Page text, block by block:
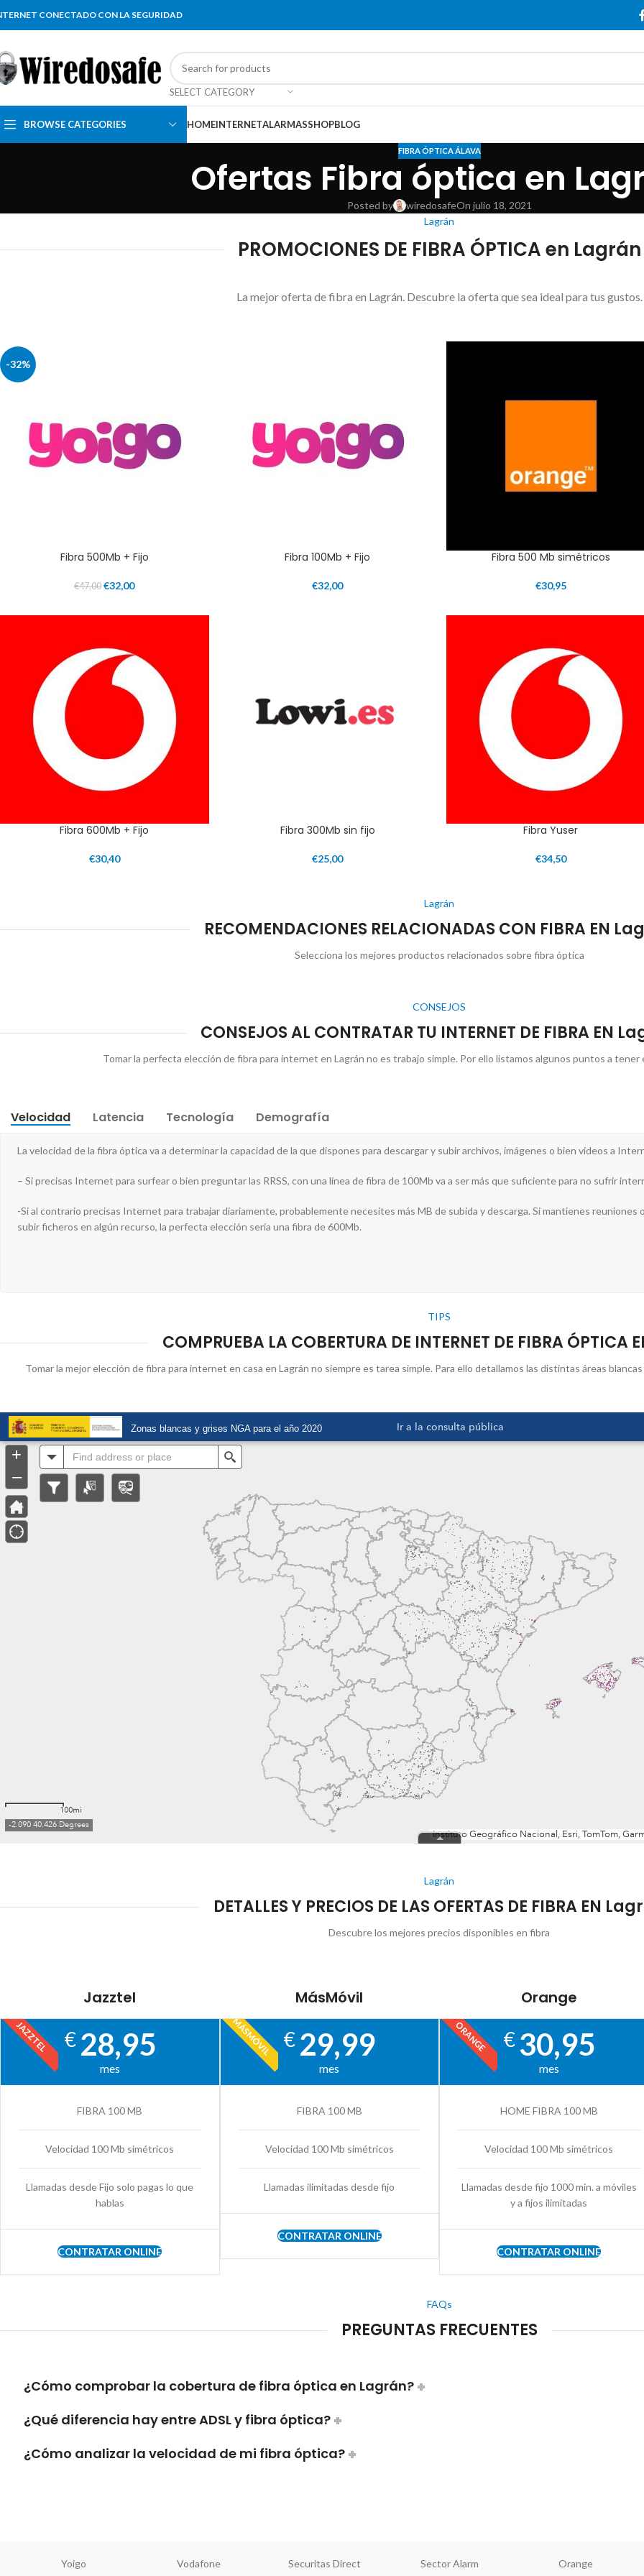
CONECTADO CON LA SEGURIDAD
SELECT CATEGORY
BROWSE CATEGORIES HOMEINTERNETALARMASSHOPBLOG
FIBRA ÓPTICA ÁLAVA
Ofertas Fibra óptica en
Posted by wiredosafeOn julio 18, 2021
Lagrán
PROMOCIONES DE FIBRA ÓPTICA en Lagrán
La mejor oferta de fibra en Lagrán. Descubre la oferta que sea ideal para tus gustos.
-32%
Fibra 500Mb + Fijo
€47,00 €32,00
Fibra 100Mb + Fijo
€32,00
Fibra 500 Mb simétricos
€30,95
Fibra 600Mb + Fijo
€30,40
Fibra 300Mb sin fijo
€25,00
Fibra Yuser
€34,50
Lagrán
RECOMENDACIONES RELACIONADAS CON FIBRA EN
Selecciona los mejores productos relacionados sobre fibra óptica
CONSEJOS
CONSEJOS AL CONTRATAR TU INTERNET DE FIBRA EN
Tomar la perfecta elección de fibra para internet en Lagrán no es trabajo simple. Por ello listamos algunos puntos a tener
Velocidad Latencia Tecnología Demografía
La velocidad de la fibra óptica va a determinar la capacidad de la que dispones para descargar y subir archivos, imágenes o bien vídeos a
– Si precisas Internet para surfear o bien preguntar las RRSS, con una línea de fibra de 100Mb va a ser más que suficiente para no sufrir
-Si al contrario precisas Internet para trabajar diariamente, probablemente necesites más MB de subida y descarga. Si mantienes
subir ficheros en algún recurso, la perfecta elección sería una fibra de 600Mb.
TIPS
COMPRUEBA LA COBERTURA DE INTERNET DE FIBRA ÓPTICA
Tomar la mejor elección de fibra para internet en casa en Lagrán no siempre es tarea simple. Para ello detallamos las distintas áreas
Lagrán
DETALLES Y PRECIOS DE LAS OFERTAS DE FIBRA EN
Descubre los mejores precios disponibles en fibra
Jazztel
JAZZTEL € 28,95
mes
FIBRA 100 MB
Velocidad 100 Mb simétricos
Llamadas desde Fijo solo pagas lo que
hablas
CONTRATAR ONLINE
MásMóvil
MÁSMÓVIL € 29,99
mes
FIBRA 100 MB
Velocidad 100 Mb simétricos
Llamadas ilimitadas desde fijo
CONTRATAR ONLINE
Orange
ORANGE €30,95
mes
HOME FIBRA 100 MB
Velocidad 100 Mb simétricos
Llamadas desde fijo 1000 min. a móviles
y a fijos ilimitadas
CONTRATAR ONLINE
FAQs
PREGUNTAS FRECUENTES
¿Cómo comprobar la cobertura de fibra óptica en Lagrán?
¿Qué diferencia hay entre ADSL y fibra óptica?
¿Cómo analizar la velocidad de mi fibra óptica?
Yoigo Vodafone Securitas Direct Sector Alarm Orange